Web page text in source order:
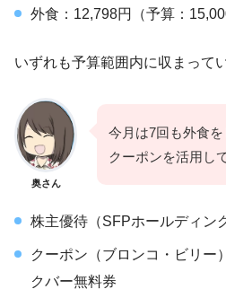
外食：12,798円（予算：
いずれも予算範囲内に収まって
奥さん
今月は7回も外食
クーポンを活用し
株主優待（SFPホールディン
クーポン（ブロンコ・ビリー
クバー無料券